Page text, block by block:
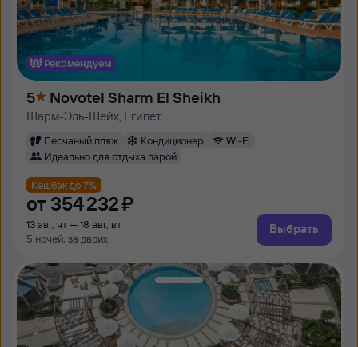
Рекомендуем
5 Novotel Sharm El Sheikh
Шарм-Эль-Шейх, Египет
Песчаный пляж Кондиционер
Wi-Fi
Идеально для отдыха парой
Кешбэк до 7%
от 354 ⁠232 ⁠₽
13 авг, чт — 18 авг, вт
5 ночей, за двоих
Выбрать